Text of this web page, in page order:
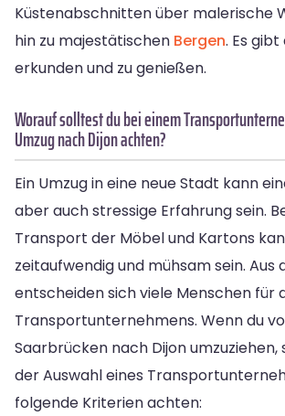
Küstenabschnitten über malerische
hin zu majestätischen Bergen. Es gibt
erkunden und zu genießen.
Worauf solltest du bei einem
Umzug nach Dijon achten?
Ein Umzug in eine neue Stadt kann
aber auch stressige Erfahrung sein.
Transport der Möbel und Kartons
zeitaufwendig und mühsam sein. Aus
entscheiden sich viele Menschen für
Transportunternehmens. Wenn du
Saarbrücken nach Dijon umzuziehen,
der Auswahl eines
folgende Kriterien achten: